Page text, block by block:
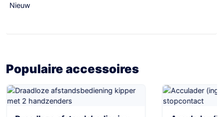
Nieuw
Populaire accessoires